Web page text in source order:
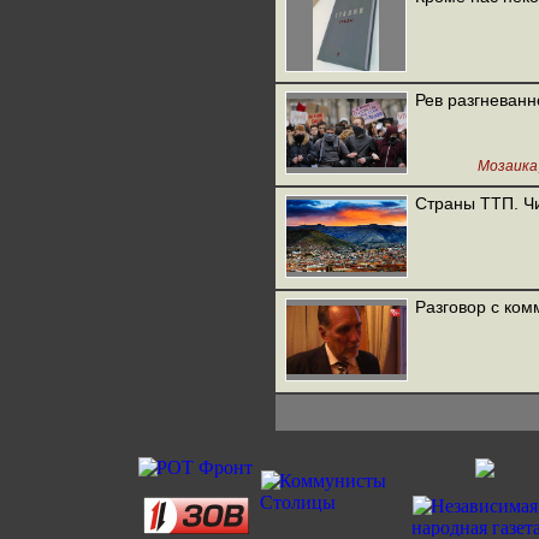
Рев
Мозаика
Страны ТТП.
Разговор с